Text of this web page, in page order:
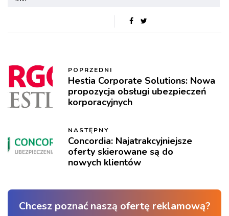
POPRZEDNI
Hestia Corporate Solutions: Nowa
propozycja obsługi ubezpieczeń
korporacyjnych
NASTĘPNY
Concordia: Najatrakcyjniejsze
oferty skierowane są do
nowych klientów
Chcesz poznać naszą ofertę reklamową?